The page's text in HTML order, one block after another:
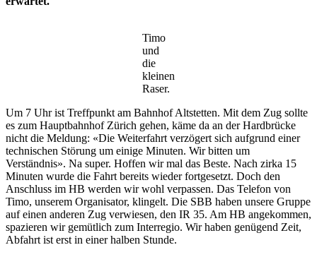
Timo
und
die
kleinen
Raser.
Um 7 Uhr ist Treffpunkt am Bahnhof Altstetten. Mit dem Zug sollte
es zum Hauptbahnhof Zürich gehen, käme da an der Hardbrücke
nicht die Meldung: «Die Weiterfahrt verzögert sich aufgrund einer
technischen Störung um einige Minuten. Wir bitten um
Verständnis». Na super. Hoffen wir mal das Beste. Nach zirka 15
Minuten wurde die Fahrt bereits wieder fortgesetzt. Doch den
Anschluss im HB werden wir wohl verpassen. Das Telefon von
Timo, unserem Organisator, klingelt. Die SBB haben unsere Gruppe
auf einen anderen Zug verwiesen, den IR 35. Am HB angekommen,
spazieren wir gemütlich zum Interregio. Wir haben genügend Zeit,
Abfahrt ist erst in einer halben Stunde.